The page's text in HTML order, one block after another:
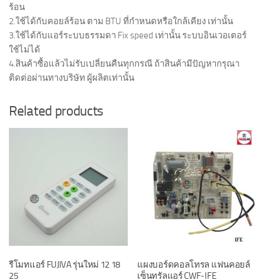
ร้อน
2.ใช้ได้กับคอยล์ร้อน ตาม BTU ที่กำหนดหรือใกล้เคียง เท่านั้น
3.ใช้ได้กับแอร์ระบบธรรมดา Fix speed เท่านั้น ระบบอินเวอเตอร์
ใช้ไม่ได้
4.สินค้าซื้อแล้วไม่รับเปลี่ยนคืนทุกกรณี ถ้าสินค้ามีปัญหากรุณา
ติดต่อผ่านทางบริษัท ผู้ผลิตเท่านั้น
Related products
รีโมทแอร์ FUJIVA รุ่นใหม่ 12 18
25
แผงบอร์ดคอลโทรล แฟนคอยล์
เซ็นทรัลแอร์ CWF-IFE